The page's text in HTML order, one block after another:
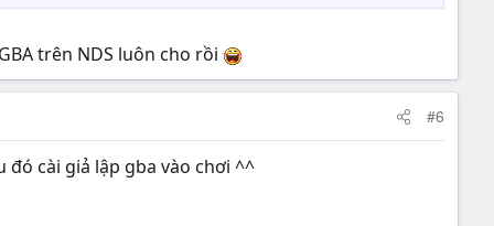
trên NDS luôn cho rồi
#6
cài giả lập gba vào chơi ^^